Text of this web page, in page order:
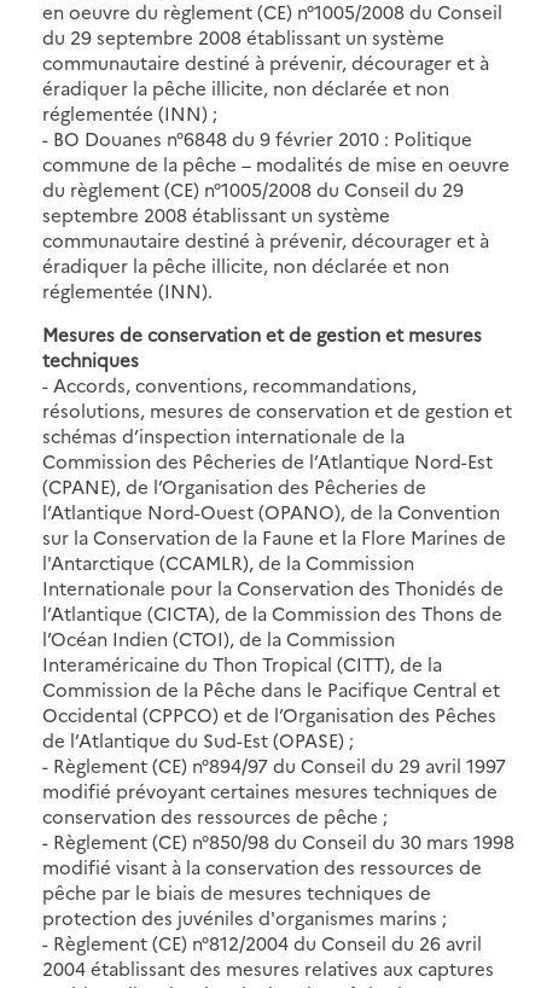
en oeuvre du règlement (CE) n°1005/2008 du Conseil
du 29 septembre 2008 établissant un système
communautaire destiné à prévenir, décourager et à
éradiquer la pêche illicite, non déclarée et non
réglementée (INN) ;
- BO Douanes n°6848 du 9 février 2010 : Politique
commune de la pêche – modalités de mise en oeuvre
du règlement (CE) n°1005/2008 du Conseil du 29
septembre 2008 établissant un système
communautaire destiné à prévenir, décourager et à
éradiquer la pêche illicite, non déclarée et non
réglementée (INN).
Mesures de conservation et de gestion et mesures
techniques
- Accords, conventions, recommandations,
résolutions, mesures de conservation et de gestion et
schémas d’inspection internationale de la
Commission des Pêcheries de l’Atlantique Nord-Est
(CPANE), de l’Organisation des Pêcheries de
l’Atlantique Nord-Ouest (OPANO), de la Convention
sur la Conservation de la Faune et la Flore Marines de
l'Antarctique (CCAMLR), de la Commission
Internationale pour la Conservation des Thonidés de
l’Atlantique (CICTA), de la Commission des Thons de
l’Océan Indien (CTOI), de la Commission
Interaméricaine du Thon Tropical (CITT), de la
Commission de la Pêche dans le Pacifique Central et
Occidental (CPPCO) et de l’Organisation des Pêches
de l’Atlantique du Sud-Est (OPASE) ;
- Règlement (CE) n°894/97 du Conseil du 29 avril 1997
modifié prévoyant certaines mesures techniques de
conservation des ressources de pêche ;
- Règlement (CE) n°850/98 du Conseil du 30 mars 1998
modifié visant à la conservation des ressources de
pêche par le biais de mesures techniques de
protection des juvéniles d'organismes marins ;
- Règlement (CE) n°812/2004 du Conseil du 26 avril
2004 établissant des mesures relatives aux captures